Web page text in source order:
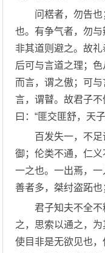
问楛者，勿告也
也。有争气者，勿与
非其道则避之。故
后可与言道之理；
而言，谓之傲；可
言，谓瞽。故君子
曰：“匪交匪舒，天
百发失一，不足
御；伦类不通，仁
一之也。一出焉，
善者多，桀纣盗跖也
君子知夫不全不
之，思索以通之，为
使目非是无欲见也